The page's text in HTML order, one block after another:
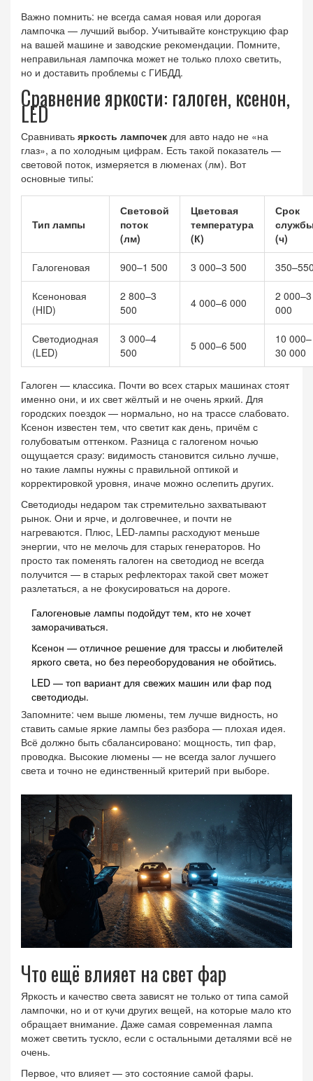
Важно помнить: не всегда самая новая или дорогая
лампочка — лучший выбор. Учитывайте конструкцию фар
на вашей машине и заводские рекомендации. Помните,
неправильная лампочка может не только плохо светить,
но и доставить проблемы с ГИБДД.
Сравнение яркости: галоген, ксенон,
LED
Сравнивать яркость лампочек для авто надо не «на
глаз», а по холодным цифрам. Есть такой показатель —
световой поток, измеряется в люменах (лм). Вот
основные типы:
Тип лампы
Световой
поток
(лм)
Цветовая
температура
(К)
Срок
(ч)
Галогеновая 900–1 500 3 000–3 500
Ксеноновая
(HID)
2 800–3
500
4 000–6 000
2 000–3
000
Светодиодная
(LED)
3 000–4
500
5 000–6 500
10 000–
30 000
Галоген — классика. Почти во всех старых машинах стоят
именно они, и их свет жёлтый и не очень яркий. Для
городских поездок — нормально, но на трассе слабовато.
Ксенон известен тем, что светит как день, причём с
голубоватым оттенком. Разница с галогеном ночью
ощущается сразу: видимость становится сильно лучше,
но такие лампы нужны с правильной оптикой и
корректировкой уровня, иначе можно ослепить других.
Светодиоды недаром так стремительно захватывают
рынок. Они и ярче, и долговечнее, и почти не
нагреваются. Плюс, LED-лампы расходуют меньше
энергии, что не мелочь для старых генераторов. Но
просто так поменять галоген на светодиод не всегда
получится — в старых рефлекторах такой свет может
разлетаться, а не фокусироваться на дороге.
Галогеновые лампы подойдут тем, кто не хочет
заморачиваться.
Ксенон — отличное решение для трассы и любителей
яркого света, но без переоборудования не обойтись.
LED — топ вариант для свежих машин или фар под
светодиоды.
Запомните: чем выше люмены, тем лучше видность, но
ставить самые яркие лампы без разбора — плохая идея.
Всё должно быть сбалансировано: мощность, тип фар,
проводка. Высокие люмены — не всегда залог лучшего
света и точно не единственный критерий при выборе.
Что ещё влияет на свет фар
Яркость и качество света зависят не только от типа самой
лампочки, но и от кучи других вещей, на которые мало кто
обращает внимание. Даже самая современная лампа
может светить тускло, если с остальными деталями всё не
очень.
Первое, что влияет — это состояние самой фары.